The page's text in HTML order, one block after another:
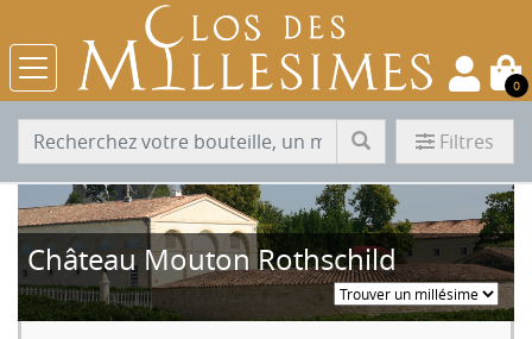
0
Filtres
Château Mouton Rothschild